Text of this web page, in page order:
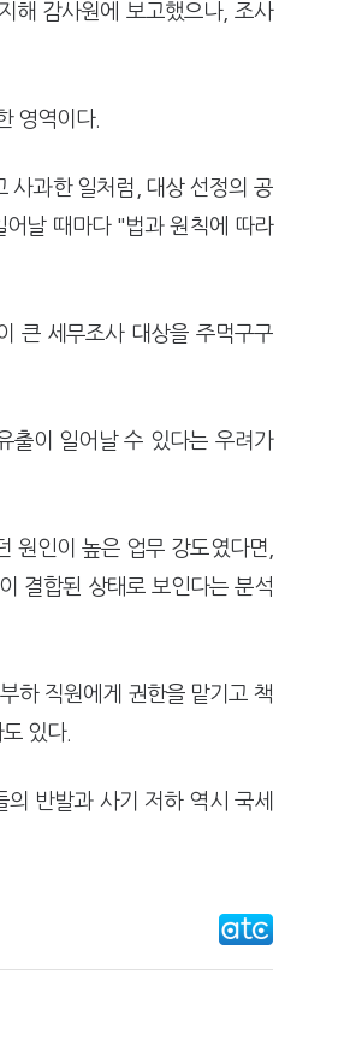
해 감사원에 보고했으나, 조사
영역이다.
사과한 일처럼, 대상 선정의 공
날 때마다 "법과 원칙에 따라
큰 세무조사 대상을 주먹구구
출이 일어날 수 있다는 우려가
원인이 높은 업무 강도였다면,
결합된 상태로 보인다는 분석
하 직원에게 권한을 맡기고 책
있다.
반발과 사기 저하 역시 국세